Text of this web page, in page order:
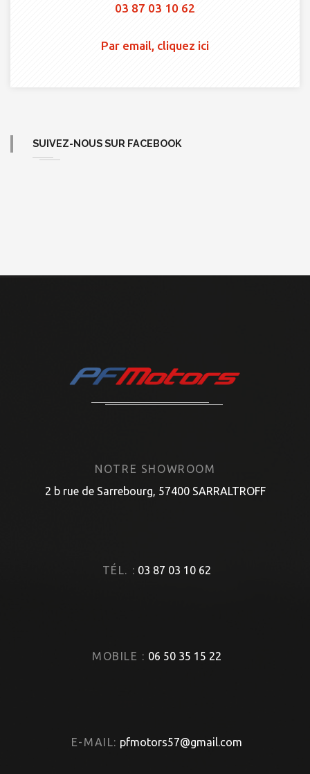
03 87 03 10 62
Par email, cliquez ici
SUIVEZ-NOUS SUR FACEBOOK
NOTRE SHOWROOM
2 b rue de Sarrebourg, 57400 SARRALTROFF
TÉL. : 03 87 03 10 62
MOBILE : 06 50 35 15 22
E-MAIL: pfmotors57@gmail.com